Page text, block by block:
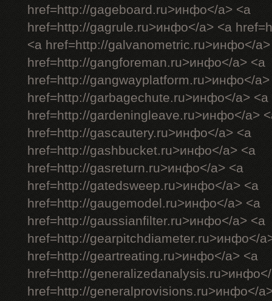
href=http://gageboard.ru>инфо</a> <a
href=http://gagrule.ru>инфо</a> <a
<a href=http://galvanometric.ru>инфо</
href=http://gangforeman.ru>инфо</a> <a
href=http://gangwayplatform.ru>инфо</a>
href=http://garbagechute.ru>инфо</a> <a
href=http://gardeningleave.ru>инфо</a>
href=http://gascautery.ru>инфо</a> <a
href=http://gashbucket.ru>инфо</a> <a
href=http://gasreturn.ru>инфо</a> <a
href=http://gatedsweep.ru>инфо</a> <a
href=http://gaugemodel.ru>инфо</a> <a
href=http://gaussianfilter.ru>инфо</a> <a
href=http://gearpitchdiameter.ru>инфо</
href=http://geartreating.ru>инфо</a> <a
href=http://
href=http://generalprovisions.ru>инфо</